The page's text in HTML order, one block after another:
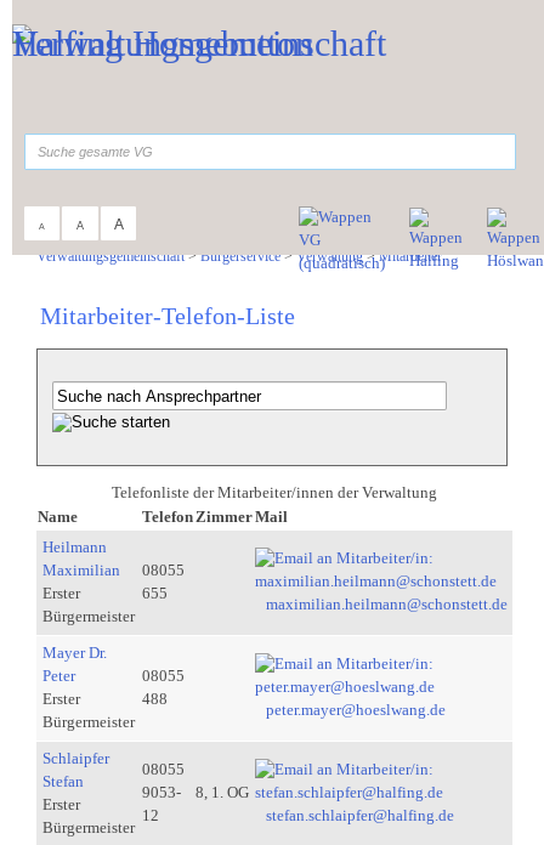
A A A
Verwaltungsgemeinschaft>Bürgerservice>Verwaltung>Mitarbeiter
Mitarbeiter-Telefon-Liste
Telefonliste der Mitarbeiter/innen der Verwaltung
Name
Telefon ZimmerMail
Heilmann
Maximilian
Erster
Bürgermeister
08055
655
maximilian.heilmann@schonstett.de
Mayer Dr.
Peter
Erster
Bürgermeister
08055
488
peter.mayer@hoeslwang.de
Schlaipfer
Stefan
Erster
Bürgermeister
08055
9053-
12
8, 1. OG
stefan.schlaipfer@halfing.de